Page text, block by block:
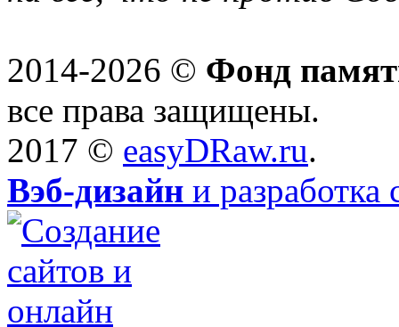
2014-2026 © Фонд
все права защищены.
2017 © easyDRaw.ru.
Вэб-дизайн и разработка